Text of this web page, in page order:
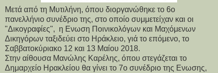
Μετά από τη Μυτιλήνη, όπου διοργανώθηκε το 6ο
πανελλήνιο συνέδριο της, στο οποίο συμμετείχαν και οι
"Δικογραφίες", η Ενωση Ποινικολόγων και Μαχόμενων
Δικηγόρων ταξιδεύει στο Ηράκλειο, γιά το επόμενο, το
Σαββατοκύριακο 12 και 13 Μαίου 2018.
Στην αίθουσα Μανώλης Καρέλης, όπου στεγάζεται το
Δημαρχείο Ηρακλείου θα γίνει το 7ο συνέδριο της Ενωσης,